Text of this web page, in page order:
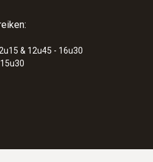
& 12u45 - 16u30